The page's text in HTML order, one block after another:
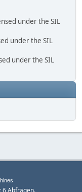
under the SIL
under the SIL
under the SIL